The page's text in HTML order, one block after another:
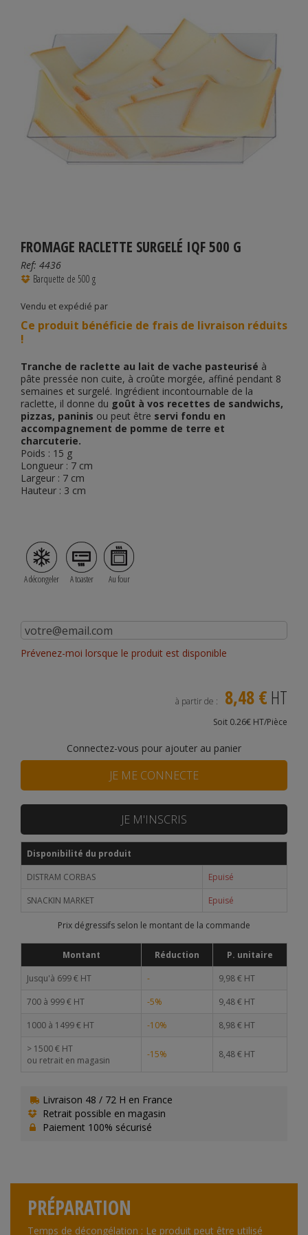
FROMAGE RACLETTE SURGELÉ IQF 500 G
Ref: 4436
Barquette de 500 g
Vendu et expédié par
Ce produit bénéficie de frais de livraison réduits
!
Tranche de raclette au lait de vache pasteurisé à
pâte pressée non cuite, à croûte morgée, affiné pendant 8
semaines et surgelé. Ingrédient incontournable de la
raclette, il donne du goût à vos recettes de sandwichs,
pizzas, paninis ou peut être servi fondu en
accompagnement de pomme de terre et
charcuterie.
Poids : 15 g
Longueur : 7 cm
Largeur : 7 cm
Hauteur : 3 cm
A décongeler A toaster Au four
Prévenez-moi lorsque le produit est disponible
à partir de : 8,48 € HT
Soit 0.26€ HT/Pièce
Connectez-vous pour ajouter au panier
JE ME CONNECTE
JE M'INSCRIS
Disponibilité du produit
DISTRAM CORBAS
Epuisé
SNACKIN MARKET
Epuisé
Prix dégressifs selon le montant de la commande
Montant Réduction
P. unitaire
Jusqu'à 699 € HT
-
9,98 € HT
700 à 999 € HT
-5%
9,48 € HT
1000 à 1499 € HT
-10%
8,98 € HT
> 1500 € HT
ou retrait en magasin
-15% 8,48 € HT
Livraison 48 / 72 H en France
Retrait possible en magasin
Paiement 100% sécurisé
PRÉPARATION
Temps de décongélation : Le produit peut être utilisé